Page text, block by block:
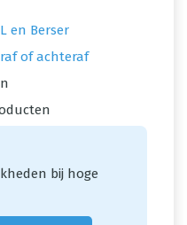
en Berser
of achteraf
bij hoge